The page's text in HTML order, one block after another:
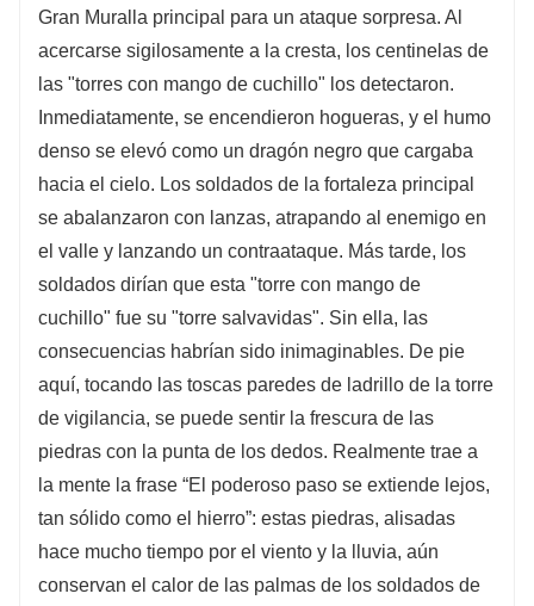
Gran Muralla principal para un ataque sorpresa. Al
acercarse sigilosamente a la cresta, los centinelas de
las "torres con mango de cuchillo" los detectaron.
Inmediatamente, se encendieron hogueras, y el humo
denso se elevó como un dragón negro que cargaba
hacia el cielo. Los soldados de la fortaleza principal
se abalanzaron con lanzas, atrapando al enemigo en
el valle y lanzando un contraataque. Más tarde, los
soldados dirían que esta "torre con mango de
cuchillo" fue su "torre salvavidas". Sin ella, las
consecuencias habrían sido inimaginables. De pie
aquí, tocando las toscas paredes de ladrillo de la torre
de vigilancia, se puede sentir la frescura de las
piedras con la punta de los dedos. Realmente trae a
la mente la frase “El poderoso paso se extiende lejos,
tan sólido como el hierro”: estas piedras, alisadas
hace mucho tiempo por el viento y la lluvia, aún
conservan el calor de las palmas de los soldados de